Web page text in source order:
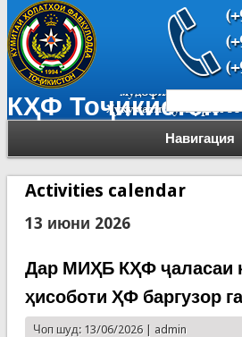
КҲФ Тоҷикистон
Навигация
Форма
Activities calendar
13 июни 2026
Дар МИҲБ КҲФ ҷаласаи
ҳисоботи ҲФ баргузор
Чоп шуд: 13/06/2026 | admin